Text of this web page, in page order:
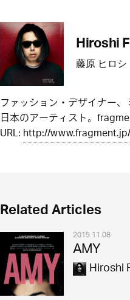
Hiroshi
藤原 ヒロシ
ファッション・デザイナー
日本のアーティスト。
URL:http://www.fragment.jp/
Related Articles
2015.11.08
AMY
Hiroshi